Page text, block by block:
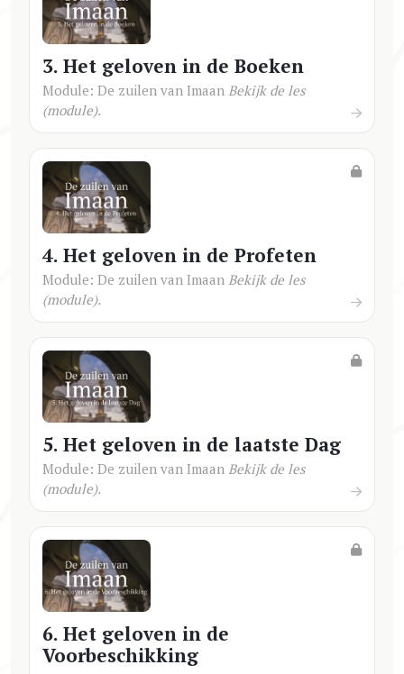
3. Het geloven in de Boeken
Module: De zuilen van Imaan Bekijk de les
(module).
4. Het geloven in de Profeten
Module: De zuilen van Imaan Bekijk de les
(module).
5. Het geloven in de laatste Dag
Module: De zuilen van Imaan Bekijk de les
(module).
6. Het geloven in de
Voorbeschikking